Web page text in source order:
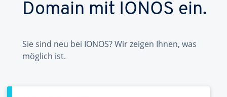
Domain mit IONOS ein.
Sie sind neu bei IONOS? Wir zeigen Ihnen, was
möglich ist.